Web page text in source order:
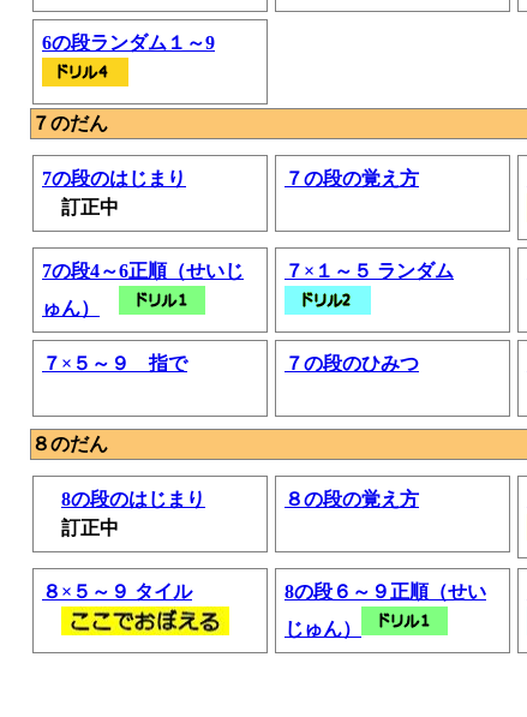
6の段ランダム１～9
７のだん
7の段のはじまり
訂正中
７の段の覚え方
7の段4～6正順（せいじ
ゅん）
７×１～５ ランダム
７×５～９ 指で ７の段のひみつ
８のだん
8の段のはじまり
訂正中
８の段の覚え方
８×５～９ タイル
8の段６～９正順（せい
じゅん）